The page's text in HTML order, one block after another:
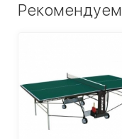
Рекомендуем